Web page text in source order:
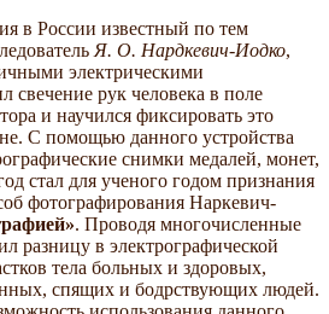
в России известный по тем
Я. О. Нардкевич-Иодко,
электрическими
свечение рук человека в поле
и научился фиксировать это
С помощью данного устройства
снимки медалей, монет,
стал для ученого годом признания
фотографирования Наркевич-
. Проводя многочисленные
разницу в электрографической
тела больных и здоровых,
спящих и бодрствующих людей.